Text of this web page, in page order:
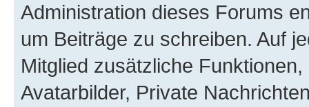
Administration dieses Forums
um Beiträge zu schreiben. Auf
Mitglied zusätzliche
Avatarbilder, Private